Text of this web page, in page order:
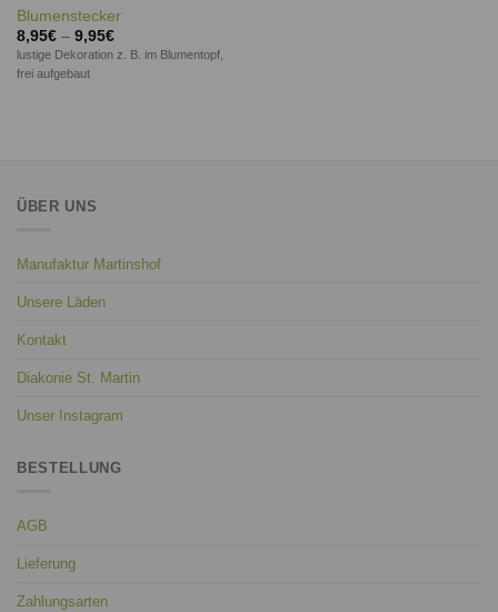
Blumenstecker
8,95€– 9,95€
lustige Dekoration z. B. im Blumentopf,
frei aufgebaut
ÜBER UNS
Manufaktur Martinshof
Unsere Läden
Kontakt
Diakonie St. Martin
Unser Instagram
BESTELLUNG
AGB
Lieferung
Zahlungsarten